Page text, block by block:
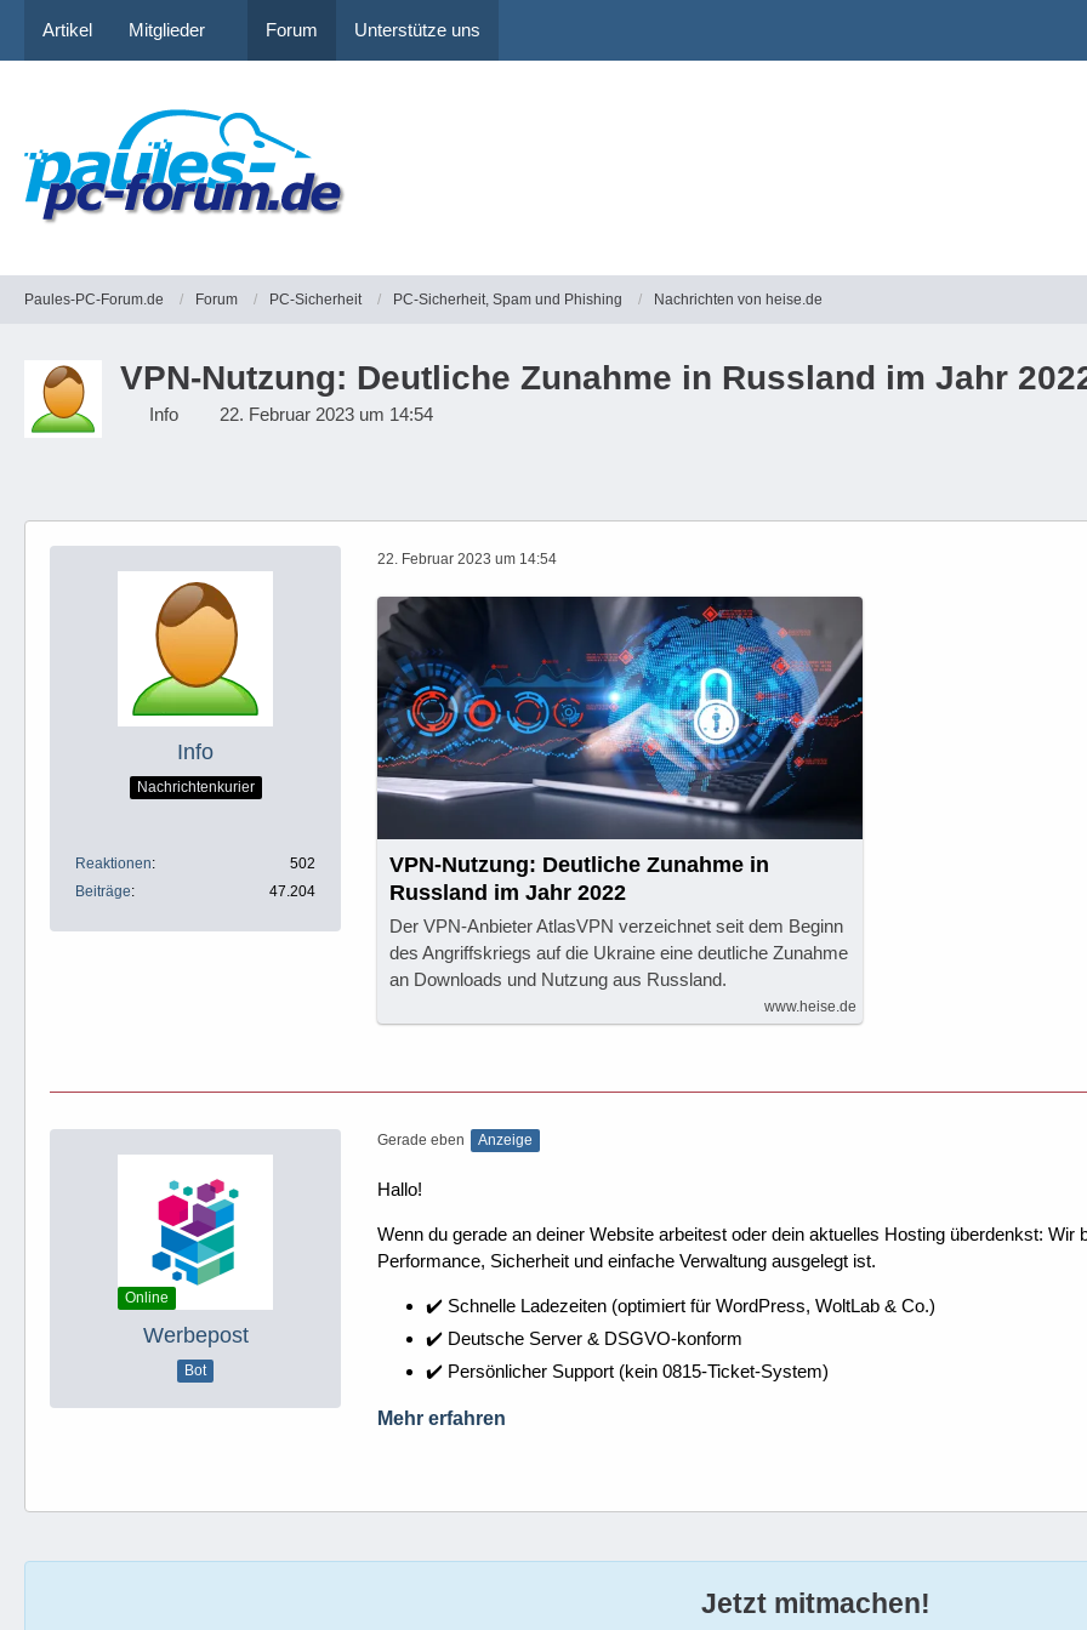
Artikel Mitglieder Forum Unterstütze uns
Paules-PC-Forum.de Forum PC-Sicherheit PC-Sicherheit, Spam und Phishing Nachrichten von heise.de
VPN-Nutzung: Deutliche Zunahme in Russland im Jahr
Info 22. Februar 2023 um 14:54
Info
Nachrichtenkurier
Reaktionen
502
Beiträge
47.204
22. Februar 2023 um 14:54
VPN-Nutzung: Deutliche Zunahme in
Russland im Jahr 2022
Der VPN-Anbieter AtlasVPN verzeichnet seit dem Beginn
des Angriffskriegs auf die Ukraine eine deutliche Zunahme
an Downloads und Nutzung aus Russland.
www.heise.de
Online
Werbepost
Bot
Gerade eben Anzeige
Hallo!
Wenn du gerade an deiner Website arbeitest oder dein aktuelles Hosting überdenkst:
Performance, Sicherheit und einfache Verwaltung ausgelegt ist.
✔️ Schnelle Ladezeiten (optimiert für WordPress, WoltLab & Co.)
✔️ Deutsche Server & DSGVO-konform
✔️ Persönlicher Support (kein 0815-Ticket-System)
Mehr erfahren
Jetzt mitmachen!